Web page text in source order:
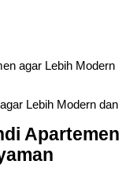
agar Lebih Modern
Apartemen